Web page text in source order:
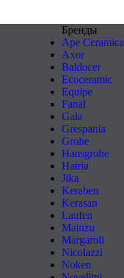
Бренды
Ape Ceramica
Axor
Baldocer
Ecoceramic
Equipe
Fanal
Gala
Grespania
Grohe
Hansgrohe
Hatria
Jika
Keraben
Kerasan
Laufen
Mainzu
Margaroli
Nicolazzi
Noken